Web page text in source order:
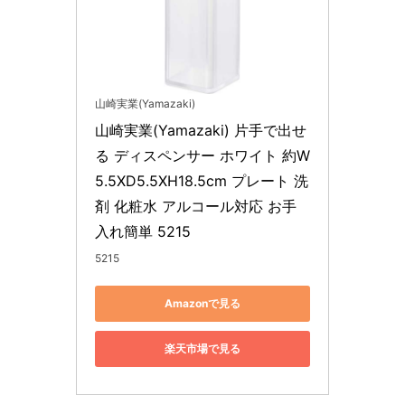
山崎実業(Yamazaki)
山崎実業(Yamazaki) 片手で出せ
る ディスペンサー ホワイト 約W
5.5XD5.5XH18.5cm プレート 洗
剤 化粧水 アルコール対応 お手
入れ簡単 5215
5215
Amazonで見る
楽天市場で見る